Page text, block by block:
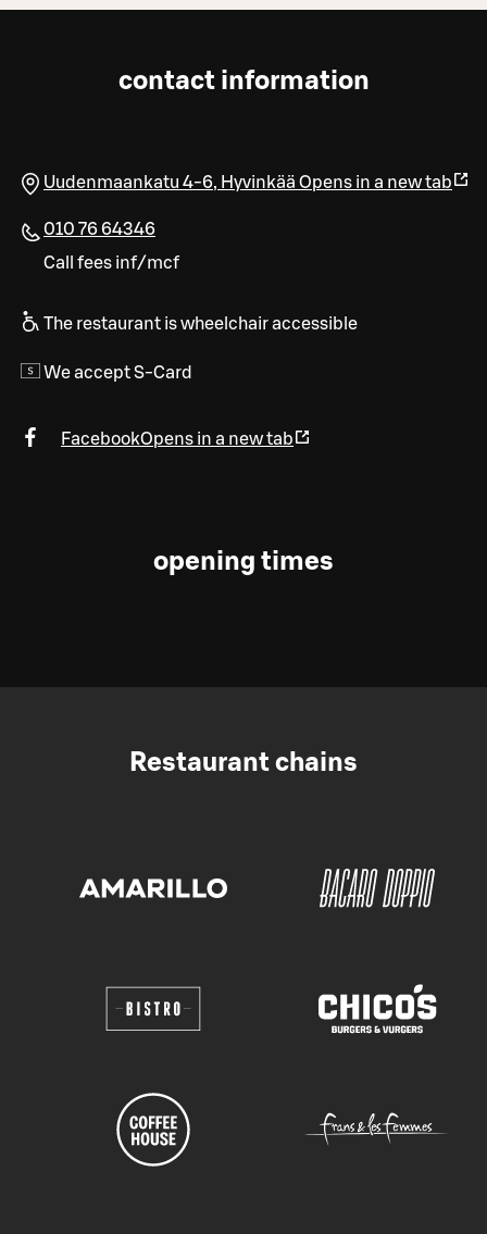
contact information
Uudenmaankatu 4-6, Hyvinkää Opens in a new tab
010 76 64346
Call fees inf/mcf
The restaurant is wheelchair accessible
We accept S-Card
FacebookOpens in a new tab
opening times
Restaurant chains